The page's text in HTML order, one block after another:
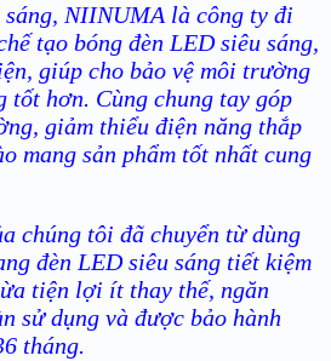
NIINUMA là công ty đi
tạo bóng đèn LED siêu sáng,
giúp cho bảo vệ môi trường
tốt hơn. Cùng chung tay góp
giảm thiểu điện năng thắp
mang sản phẩm tốt nhất cung
chúng tôi đã chuyển từ dùng
đèn LED siêu sáng tiết kiệm
tiện lợi ít thay thế, ngăn
sử dụng và được bảo hành
tháng.